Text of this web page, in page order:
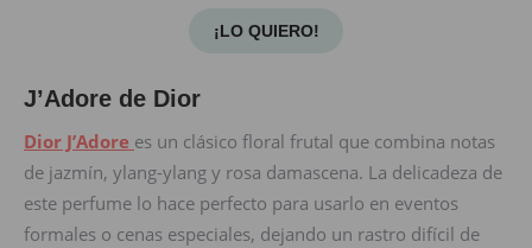
¡LO QUIERO!
J’Adore de Dior
Dior J’Adore es un clásico floral frutal que combina notas
de jazmín, ylang-ylang y rosa damascena. La delicadeza de
este perfume lo hace perfecto para usarlo en eventos
formales o cenas especiales, dejando un rastro difícil de